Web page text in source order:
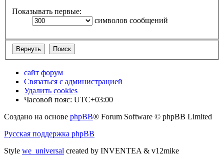
Показывать первые:
символов сообщений
сайт форум
Связаться с администрацией
Удалить cookies
Часовой пояс: UTC+03:00
Создано на основе phpBB® Forum Software © phpBB Limited
Русская поддержка phpBB
Style we_universal created by INVENTEA & v12mike